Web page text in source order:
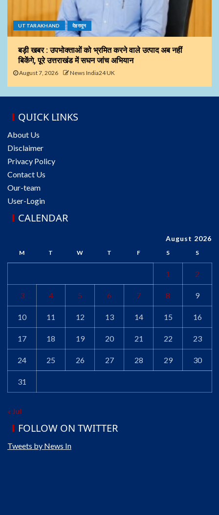
UTTARAKHAND देहरादून
बड़ी खबर : उपभोक्ताओं को भ्रमित करने वाले उत्पाद अब नहीं
बिकेंगे, पूरे उत्तराखंड में सघन जांच अभियान
August 7, 2026 News India24 UK
QUICK LINKS
About Us
Disclaimer
Privacy Policy
Contact Us
Our-team
User-Login
CALENDAR
August 2026
M T W T F S S
1 2
3 4 5 6 7 8 9
10 11 12 13 14 15 16
17 18 19 20 21 22 23
24 25 26 27 28 29 30
31
« Jul
FOLLOW ON TWITTER
Tweets by News In